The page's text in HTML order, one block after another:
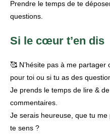
Prendre le temps de te
questions.
Si le cœur t’en dis
🥰 N’hésite pas à me
pour toi ou si tu as des
Je prends le temps de lire &
commentaires.
Je serais heureuse, que tu
te sens ?